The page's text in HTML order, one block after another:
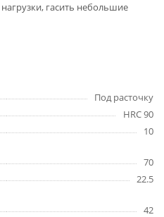
гасить небольшие
Под расточку
HRC 90
10
70
22.5
42